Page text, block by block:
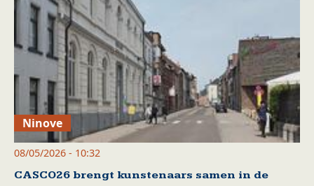
Ninove
08/05/2026 - 10:32
CASCO26 brengt kunstenaars samen in de